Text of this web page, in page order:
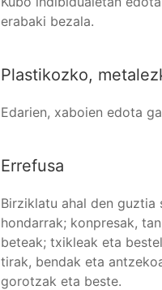
erabaki bezala.
Plastikozko,
Edarien, xaboien edota
Errefusa
Birziklatu ahal den
hondarrak; konpresak,
beteak; txikleak eta
tirak, bendak eta
gorotzak eta beste.